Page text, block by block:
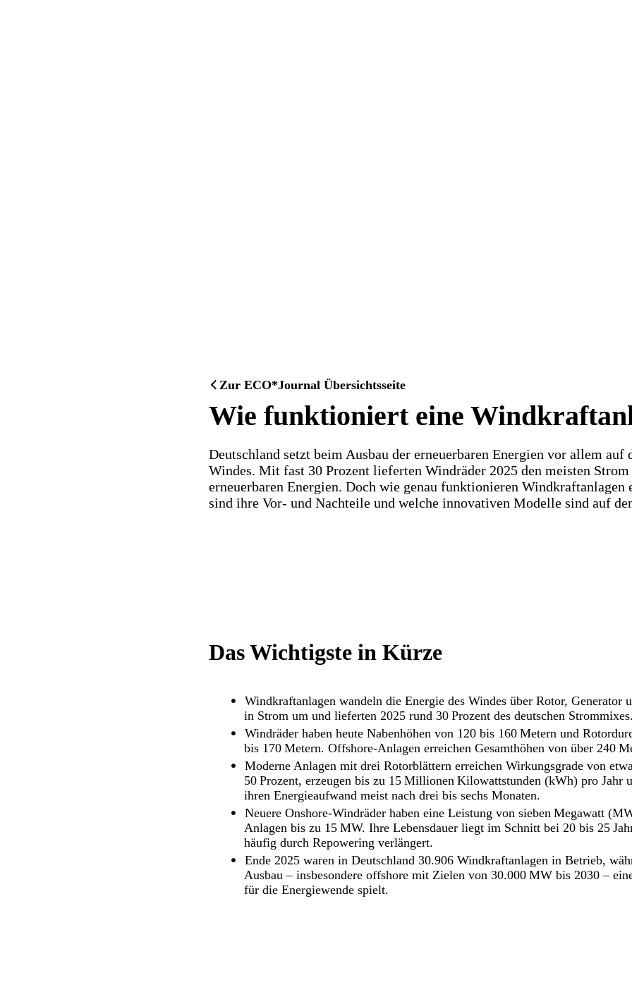
Zur ECO*Journal Übersichtsseite
Wie funktioniert eine
Deutschland setzt beim Ausbau der erneuerbaren Energien vor allem auf
Windes. Mit fast 30 Prozent lieferten Windräder 2025 den meisten
erneuerbaren Energien. Doch wie genau funktionieren Windkraftanlagen
sind ihre Vor- und Nachteile und welche innovativen Modelle sind auf
Das Wichtigste in Kürze
Windkraftanlagen wandeln die Energie des Windes über Rotor, Generator
in Strom um und lieferten 2025 rund 30 Prozent des deutschen Strommixes.
Windräder haben heute Nabenhöhen von 120 bis 160 Metern und
bis 170 Metern. Offshore-Anlagen erreichen Gesamthöhen von über 240
Moderne Anlagen mit drei Rotorblättern erreichen Wirkungsgrade von
50 Prozent, erzeugen bis zu 15 Millionen Kilowattstunden (kWh) pro Jahr
ihren Energieaufwand meist nach drei bis sechs Monaten.
Neuere Onshore-Windräder haben eine Leistung von sieben Megawatt
Anlagen bis zu 15 MW. Ihre Lebensdauer liegt im Schnitt bei 20 bis 25
häufig durch Repowering verlängert.
Ende 2025 waren in Deutschland 30.906 Windkraftanlagen in Betrieb,
Ausbau – insbesondere offshore mit Zielen von 30.000 MW bis 2030 –
für die Energiewende spielt.